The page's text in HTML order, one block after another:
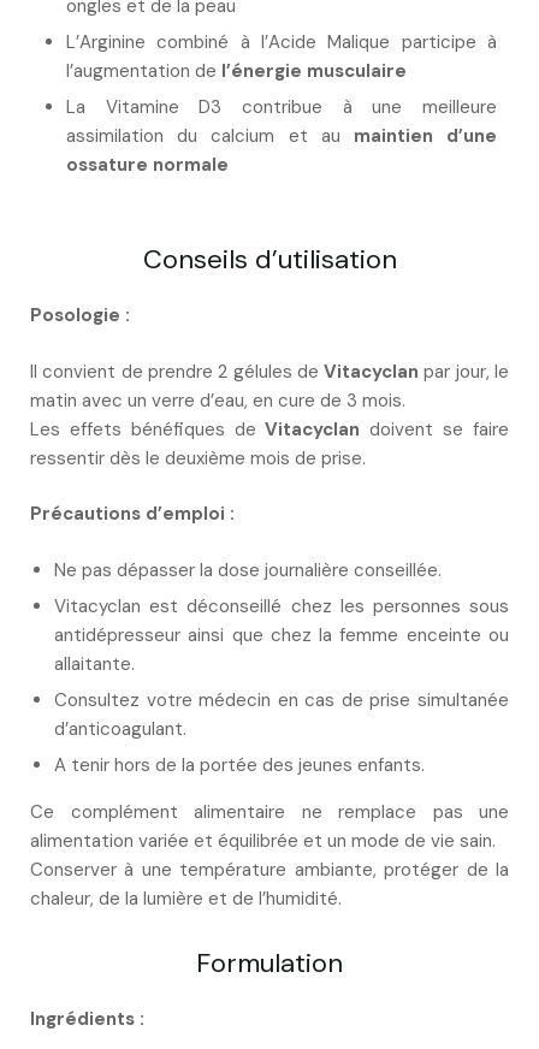
ongles et de la peau
L’Arginine combiné à l’Acide Malique participe à
l’augmentation de l’énergie musculaire
La Vitamine D3 contribue à une meilleure
assimilation du calcium et au maintien d’une
ossature normale
Conseils d’utilisation
Posologie :
Il convient de prendre 2 gélules deVitacyclan par jour, le
matin avec un verre d’eau, en cure de 3 mois.
Les effets bénéfiques deVitacyclan doivent se faire
ressentir dès le deuxième mois de prise.
Précautions d’emploi :
Ne pas dépasser la dose journalière conseillée.
Vitacyclan est déconseillé chez les personnes sous
antidépresseur ainsi que chez la femme enceinte ou
allaitante.
Consultez votre médecin en cas de prise simultanée
d’anticoagulant.
A tenir hors de la portée des jeunes enfants.
Ce complément alimentaire ne remplace pas une
alimentation variée et équilibrée et un mode de vie sain.
Conserver à une température ambiante, protéger de la
chaleur, de la lumière et de l’humidité.
Formulation
Ingrédients :